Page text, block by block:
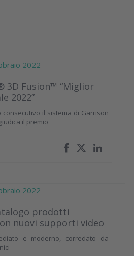
2022
3D Fusion™ “Miglior
2022”
consecutivo il sistema di Garrison
il premio
2022
prodotti
nuovi supporti video
e moderno, corredato da